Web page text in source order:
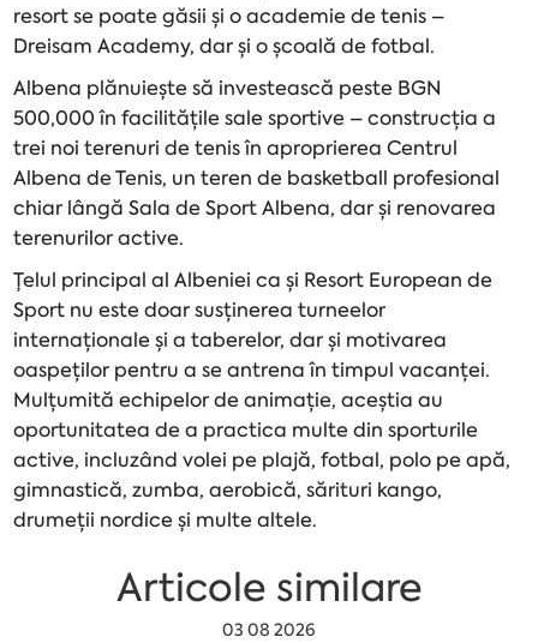
resort se poate găsii și o academie de tenis –
Dreisam Academy, dar și o școală de fotbal.
Albena plănuiește să investească peste BGN
500,000 în facilitățile sale sportive – construcția a
trei noi terenuri de tenis în aproprierea Centrul
Albena de Tenis, un teren de basketball profesional
chiar lângă Sala de Sport Albena, dar și renovarea
terenurilor active.
Țelul principal al Albeniei ca și Resort European de
Sport nu este doar susținerea turneelor
internaționale și a taberelor, dar și motivarea
oaspeților pentru a se antrena în timpul vacanței.
Mulțumită echipelor de animație, aceștia au
oportunitatea de a practica multe din sporturile
active, incluzând volei pe plajă, fotbal, polo pe apă,
gimnastică, zumba, aerobică, sărituri kango,
drumeții nordice și multe altele.
Articole similare
03 08 2026